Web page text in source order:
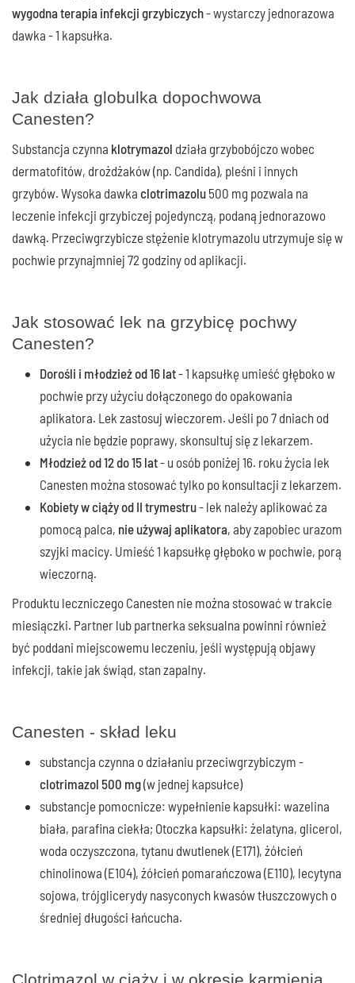
wygodna terapia infekcji grzybiczych- wystarczy jednorazowa
dawka - 1 kapsułka.
Jak działa globulka dopochwowa
Canesten?
Substancja czynna klotrymazol działa grzybobójczo wobec
dermatofitów, drożdżaków (np. Candida), pleśni i innych
grzybów. Wysoka dawka clotrimazolu 500 mg pozwala na
leczenie infekcji grzybiczej pojedynczą, podaną jednorazowo
dawką. Przeciwgrzybicze stężenie klotrymazolu utrzymuje się w
pochwie przynajmniej 72 godziny od aplikacji.
Jak stosować lek na grzybicę pochwy
Canesten?
Dorośli i młodzież od 16 lat- 1 kapsułkę umieść głęboko w
pochwie przy użyciu dołączonego do opakowania
aplikatora. Lek zastosuj wieczorem. Jeśli po 7 dniach od
użycia nie będzie poprawy, skonsultuj się z lekarzem.
Młodzież od 12 do 15 lat- u osób poniżej 16. roku życia lek
Canesten można stosować tylko po konsultacji z lekarzem.
Kobiety w ciąży od II trymestru- lek należy aplikować za
pomocą palca, nie używaj aplikatora, aby zapobiec urazom
szyjki macicy. Umieść 1 kapsułkę głęboko w pochwie, porą
wieczorną.
Produktu leczniczego Canesten nie można stosować w trakcie
miesiączki. Partner lub partnerka seksualna powinni również
być poddani miejscowemu leczeniu, jeśli występują objawy
infekcji, takie jak świąd, stan zapalny.
Canesten - skład leku
substancja czynna o działaniu przeciwgrzybiczym -
clotrimazol 500 mg(w jednej kapsułce)
substancje pomocnicze: wypełnienie kapsułki: wazelina
biała, parafina ciekła; Otoczka kapsułki: żelatyna, glicerol,
woda oczyszczona, tytanu dwutlenek (E171), żółcień
chinolinowa (E104), żółcień pomarańczowa (E110), lecytyna
sojowa, trójglicerydy nasyconych kwasów tłuszczowych o
średniej długości łańcucha.